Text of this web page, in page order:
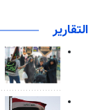
التقارير